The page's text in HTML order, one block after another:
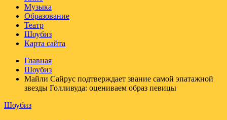
Музыка
Образование
Театр
Шоубиз
Карта сайта
Главная
Шоубиз
Майли Сайрус подтверждает звание самой эпатажной
звезды Голливуда: оцениваем образ певицы
Шоубиз